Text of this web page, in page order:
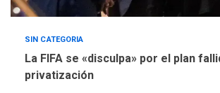
SIN CATEGORIA
La FIFA se «disculpa» por el plan
privatización